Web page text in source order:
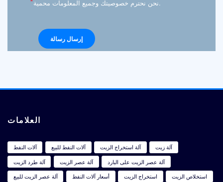
نحن نحترم خصوصيتك وجميع المعلومات محمية.
العلامات
آلات النفط آلات النفط للبيع آلة استخراج الزيت
آلة زيت
آلة طرد الزيت
آلة عصر الزيت
آلة عصر الزيت على البارد
آلة عصر الزيت للبيع
أسعار آلات النفط استخراج الزيت
استخلاص الزيت